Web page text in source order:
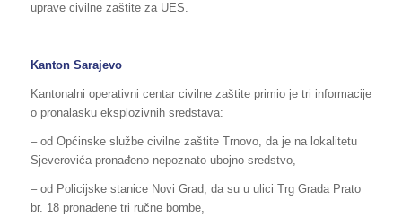
uprave civilne zaštite za UES.
Kanton Sarajevo
Kantonalni operativni centar civilne zaštite primio je tri informacije
o pronalasku eksplozivnih sredstava:
– od Općinske službe civilne zaštite Trnovo, da je na lokalitetu
Sjeverovića pronađeno nepoznato ubojno sredstvo,
– od Policijske stanice Novi Grad, da su u ulici Trg Grada Prato
br. 18 pronađene tri ručne bombe,